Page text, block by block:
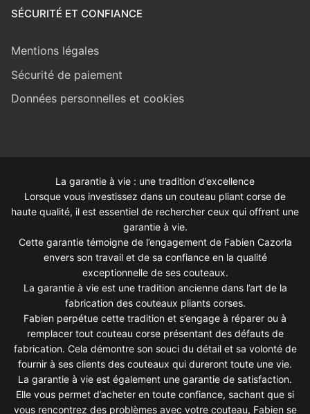
SÉCURITÉ ET CONFIANCE
Mentions légales
Sécurité de paiement
Données personnelles et cookies
La garantie à vie : une tradition d’excellence
Lorsque vous investissez dans un couteau pliant corse de
haute qualité, il est essentiel de rechercher ceux qui offrent une
garantie à vie.
Cette garantie témoigne de l’engagement de Fabien Cazorla
envers son travail et de sa confiance en la qualité
exceptionnelle de ses couteaux.
La garantie à vie est une tradition ancienne dans l’art de la
fabrication des couteaux pliants corses.
Fabien perpétue cette tradition et s’engage à réparer ou à
remplacer tout couteau corse présentant des défauts de
fabrication. Cela démontre son souci du détail et sa volonté de
fournir à ses clients des couteaux qui dureront toute une vie.
La garantie à vie est également une garantie de satisfaction.
Elle vous permet d’acheter en toute confiance, sachant que si
vous rencontrez des problèmes avec votre couteau, Fabien se